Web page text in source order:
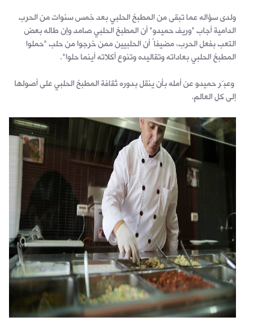
ولدى سؤاله عما تبقى من المطبخ الحلبي بعد خمس سنوات من الحرب
الدامية أجاب "وريف حميدو" أن المطبخ الحلبي صامد وإن طاله بعض
التعب بفعل الحرب، مضيفاً أن الحلبيين ممن خرجوا من حلب "حملوا
المطبخ الحلبي بعاداته وتقاليده وتنوع أكلاته أينما حلوا".
وعبّر حميدو عن أمله بأن ينقل بدوره ثقافة المطبخ الحلبي على أصولها
إلى كل العالم.